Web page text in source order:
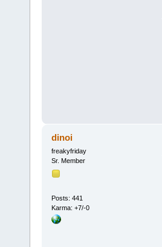
dinoi
freakyfriday
Sr. Member
Posts: 441
Karma: +7/-0